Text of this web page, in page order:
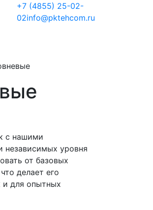
+7 (4855) 25-02-
02info@pktehcom.ru
с нашими
независимых уровня
от базовых
делает его
и для опытных